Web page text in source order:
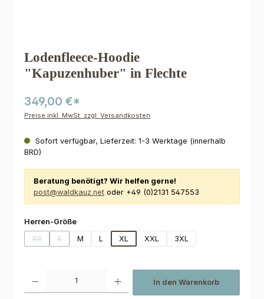
Lodenfleece-Hoodie
"Kapuzenhuber" in Flechte
349,00 €*
Preise inkl. MwSt. zzgl. Versandkosten
Sofort verfügbar, Lieferzeit: 1-3 Werktage (innerhalb
BRD)
Beratung benötigt? Wir helfen gerne!
post@waldkauz.net oder +49 (0)2131 547553
Herren-Größeauswählen
XS
(Diese Option ist zurzeit nicht verfügbar.)
S
(Diese Option ist zurzeit nicht verfügbar.)
M L XL XXL 3XL
In den Warenkorb